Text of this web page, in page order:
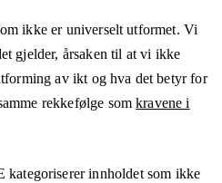
ikke er universelt utformet. Vi
gjelder, årsaken til at vi ikke
av ikt og hva det betyr for
rekkefølge somkravene i
kategoriserer innholdet som ikke